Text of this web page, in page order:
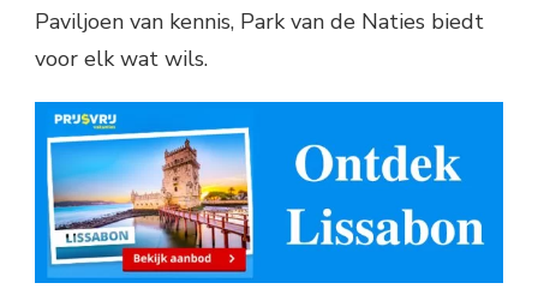
Paviljoen van kennis, Park van de Naties biedt
voor elk wat wils.